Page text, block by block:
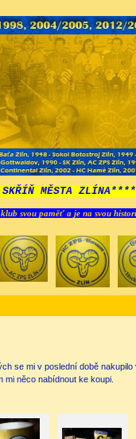
MĚSTA
svou paměť a je na svou
se mi v poslední době
něco nabídnout ke koupi.